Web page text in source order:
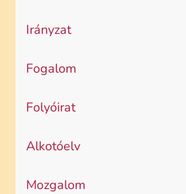
Irányzat
Fogalom
Folyóirat
Alkotóelv
Mozgalom